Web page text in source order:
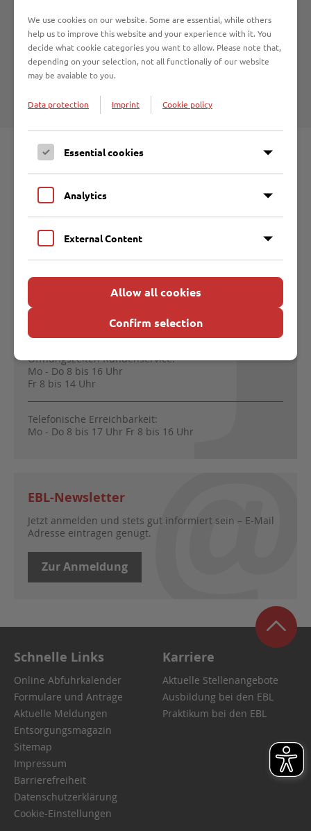
Budnikowski •Heiligen-Geist-Kamp 4 • 23568 Lübeck (St.
Gertrud)
Budnikowski •
Mühlenstraße 22
23552 Lübeck
(Innenstadt)
Entsorgungsbetriebe Lübeck
Malmöstraße 22 | 23560 Lübeck
entsorgungsbetriebe@ebl.de
Öffnungszeiten Kundenservice:
Mo - Do 8 bis 16 Uhr
Fr 8 bis 14 Uhr
Telefonische Erreichbarkeit:
Mo - Do 8 bis 17 Uhr Fr 8 bis 16 Uhr
EBL-Newsletter
Jetzt anmelden und stets gut informiert sein – E-Mail
Adresse eintragen genügt.
Zur Anmeldung
Schnelle Links
Online Abfuhrkalender
Formulare und Anträge
Aktuelle Meldungen
Entsorgungsmagazin
Sitemap
Impressum
Barrierefreiheit
Datenschutzerklärung
Cookie-Einstellungen
Karriere
Aktuelle Stellenangebote
Ausbildung bei den EBL
Praktikum bei den EBL
We use cookies on our website. Some are essential, while others
help us to improve this website and your experience with it. You
decide what cookie categories you want to allow. Please note that,
depending on your selection, not all functionaliy of our website
may be avaiable to you.
Data protection Imprint Cookie policy
Essential cookies
Analytics
External Content
Allow all cookies
Confirm selection